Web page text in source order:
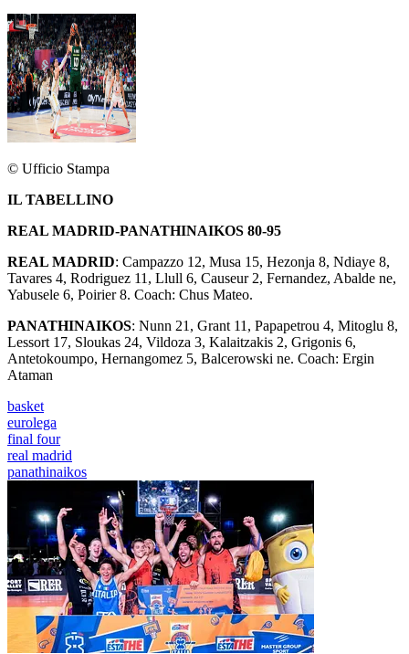
© Ufficio Stampa
IL TABELLINO
REAL MADRID-PANATHINAIKOS 80-95
REAL MADRID: Campazzo 12, Musa 15, Hezonja 8, Ndiaye 8,
Tavares 4, Rodriguez 11, Llull 6, Causeur 2, Fernandez, Abalde ne,
Yabusele 6, Poirier 8. Coach: Chus Mateo.
PANATHINAIKOS: Nunn 21, Grant 11, Papapetrou 4, Mitoglu 8,
Lessort 17, Sloukas 24, Vildoza 3, Kalaitzakis 2, Grigonis 6,
Antetokoumpo, Hernangomez 5, Balcerowski ne. Coach: Ergin
Ataman
basket
eurolega
final four
real madrid
panathinaikos